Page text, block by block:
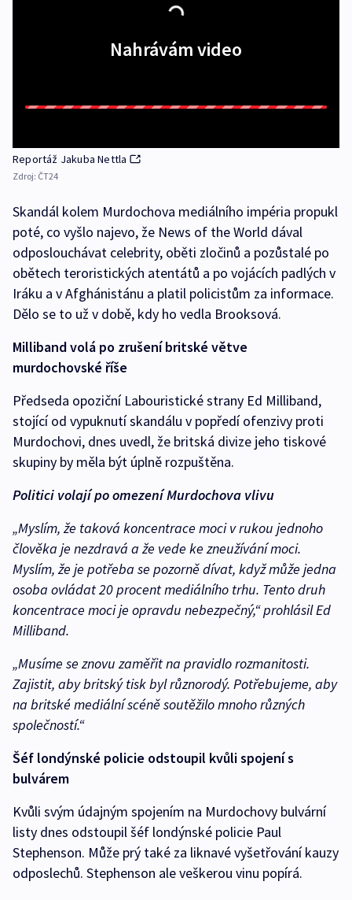
Nahrávám video
Reportáž Jakuba Nettla
Zdroj: ČT24
Skandál kolem Murdochova mediálního impéria propukl
poté, co vyšlo najevo, že News of the World dával
odposlouchávat celebrity, oběti zločinů a pozůstalé po
obětech teroristických atentátů a po vojácích padlých v
Iráku a v Afghánistánu a platil policistům za informace.
Dělo se to už v době, kdy ho vedla Brooksová.
Milliband volá po zrušení britské větve
murdochovské říše
Předseda opoziční Labouristické strany Ed Milliband,
stojící od vypuknutí skandálu v popředí ofenzivy proti
Murdochovi, dnes uvedl, že britská divize jeho tiskové
skupiny by měla být úplně rozpuštěna.
Politici volají po omezení Murdochova vlivu
„Myslím, že taková koncentrace moci v rukou jednoho
člověka je nezdravá a že vede ke zneužívání moci.
Myslím, že je potřeba se pozorně dívat, když může jedna
osoba ovládat 20 procent mediálního trhu. Tento druh
koncentrace moci je opravdu nebezpečný,“ prohlásil Ed
Milliband.
„Musíme se znovu zaměřit na pravidlo rozmanitosti.
Zajistit, aby britský tisk byl různorodý. Potřebujeme, aby
na britské mediální scéně soutěžilo mnoho různých
společností.“
Šéf londýnské policie odstoupil kvůli spojení s
bulvárem
Kvůli svým údajným spojením na Murdochovy bulvární
listy dnes odstoupil šéf londýnské policie Paul
Stephenson. Může prý také za liknavé vyšetřování kauzy
odposlechů. Stephenson ale veškerou vinu popírá.